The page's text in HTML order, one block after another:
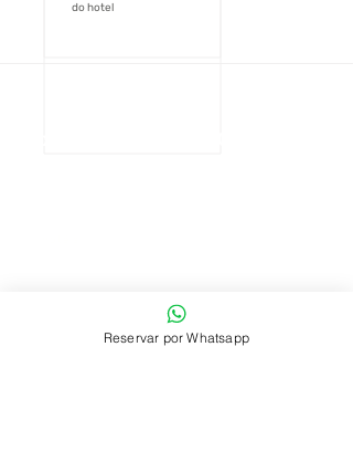
do hotel
Siga-nos nas redes
Siga-nos nas redes sociais, e encontre um mundo de
Reservar por Whatsapp